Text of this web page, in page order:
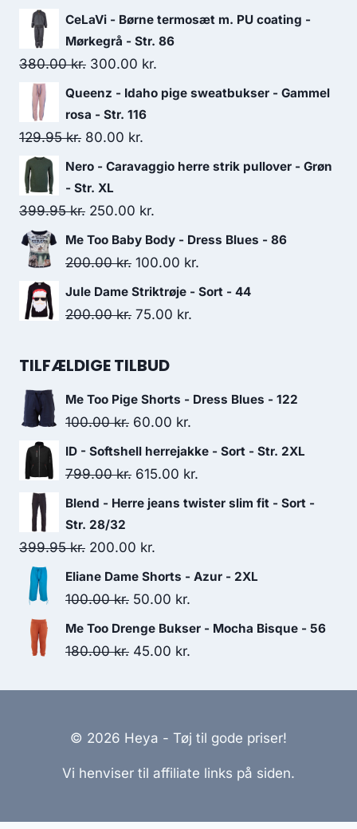
CeLaVi - Børne termosæt m. PU coating -
Mørkegrå - Str. 86
380.00kr. Original
price
was:
380.00 kr..
300.00 kr.
price
Queenz - Idaho pige sweatbukser - Gammel
rosa - Str. 116
129.95kr. Original
price
was:
129.95 kr..
80.00 kr.
price
80.00 kr..
Nero - Caravaggio herre strik pullover - Grøn
- Str. XL
399.95kr. Original
price
was:
250.00 kr.
price
is:
Me Too Baby Body - Dress Blues - 86
200.00kr. Original
price
was:
100.00 kr.
price
Jule Dame Striktrøje - Sort - 44
200.00kr. Original
was:
75.00 kr.
TILFÆLDIGE TILBUD
Me Too Pige Shorts - Dress Blues - 122
100.00kr. Original
price
was:
60.00 kr.
price
is:
ID - Softshell herrejakke - Sort - Str. 2XL
799.00kr. Original
price
799.00 kr..
615.00 kr.
price
Blend - Herre jeans twister slim fit - Sort -
Str. 28/32
399.95kr. Original
price
was:
200.00 kr.
price
is:
Eliane Dame Shorts - Azur - 2XL
100.00kr. Original
price
was:
50.00 kr.
price
Me Too Drenge Bukser - Mocha Bisque - 56
180.00kr. Original
45.00 kr.
© 2026 Heya - Tøj til gode priser!
Vi henviser til affiliate links på siden.